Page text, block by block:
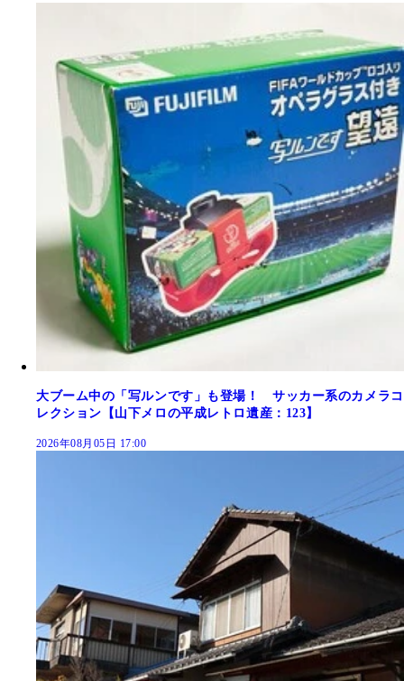
大ブーム中の「写ルンです」も登場！ サッカー系のカメラコ
レクション【山下メロの平成レトロ遺産：123】
2026年08月05日 17:00